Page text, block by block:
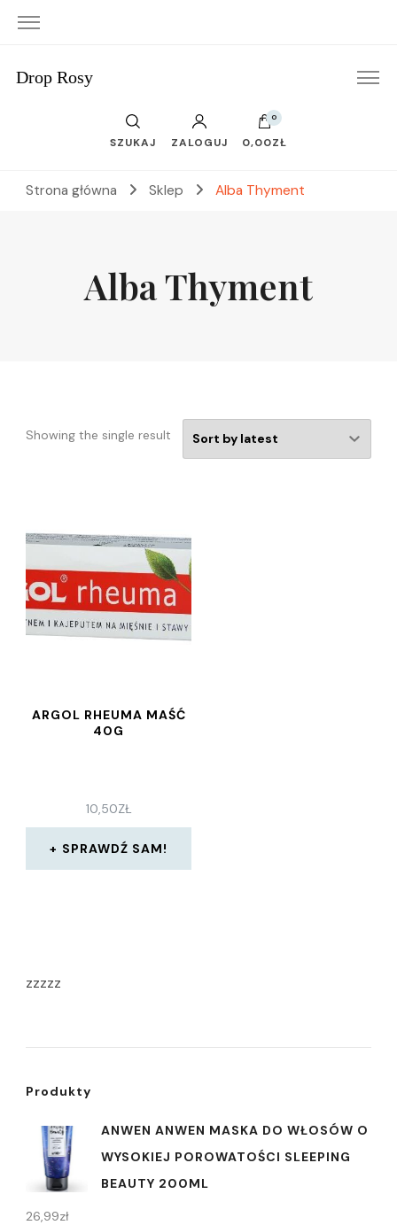
Drop Rosy
SZUKAJ ZALOGUJ
0
0,00ZŁ
Strona główna Sklep Alba Thyment
Alba Thyment
Showing the single result
ARGOL RHEUMA MAŚĆ
40G
10,50ZŁ
SPRAWDŹ SAM!
zzzzz
Produkty
ANWEN ANWEN MASKA DO WŁOSÓW O
WYSOKIEJ POROWATOŚCI SLEEPING
BEAUTY 200ML
26,99zł